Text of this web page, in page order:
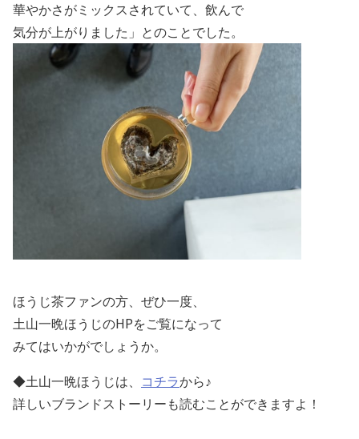
華やかさがミックスされていて、飲んで
気分が上がりました」とのことでした。
ほうじ茶ファンの方、ぜひ一度、
土山一晩ほうじのHPをご覧になって
みてはいかがでしょうか。
◆土山一晩ほうじは、 コチラから♪
詳しいブランドストーリーも読むことができますよ！